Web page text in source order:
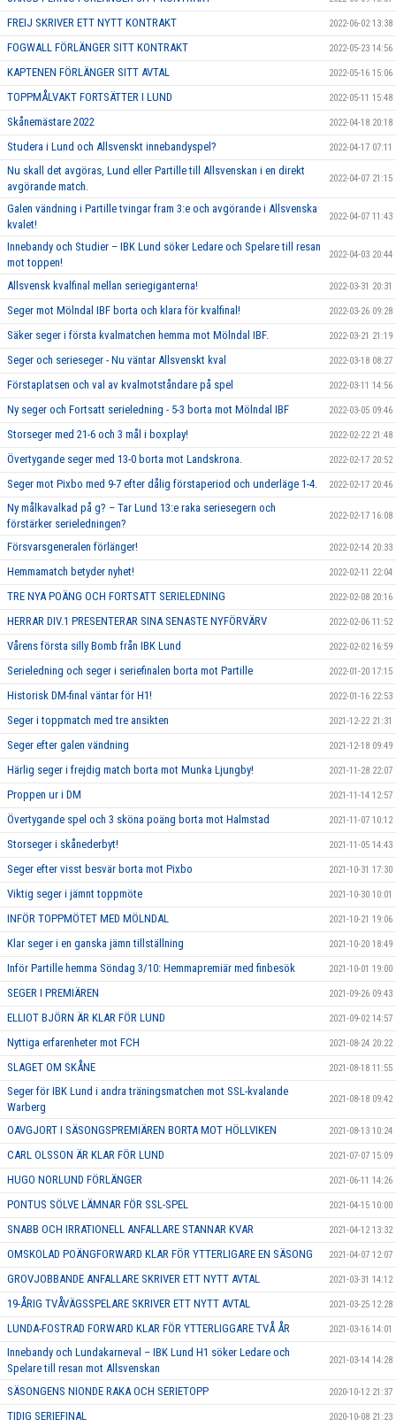
FREIJ SKRIVER ETT NYTT KONTRAKT 2022-06-02 13:38
FOGWALL FÖRLÄNGER SITT KONTRAKT 2022-05-23 14:56
KAPTENEN FÖRLÄNGER SITT AVTAL 2022-05-16 15:06
TOPPMÅLVAKT FORTSÄTTER I LUND 2022-05-11 15:48
Skånemästare 2022 2022-04-18 20:18
Studera i Lund och Allsvenskt innebandyspel? 2022-04-17 07:11
Nu skall det avgöras, Lund eller Partille till Allsvenskan i en direkt
avgörande match.
2022-04-07 21:15
Galen vändning i Partille tvingar fram 3:e och avgörande i Allsvenska
kvalet!
2022-04-07 11:43
Innebandy och Studier – IBK Lund söker Ledare och Spelare till resan
mot toppen!
2022-04-03 20:44
Allsvensk kvalfinal mellan seriegiganterna! 2022-03-31 20:31
Seger mot Mölndal IBF borta och klara för kvalfinal! 2022-03-26 09:28
Säker seger i första kvalmatchen hemma mot Mölndal IBF. 2022-03-21 21:19
Seger och serieseger - Nu väntar Allsvenskt kval 2022-03-18 08:27
Förstaplatsen och val av kvalmotståndare på spel 2022-03-11 14:56
Ny seger och Fortsatt serieledning - 5-3 borta mot Mölndal IBF 2022-03-05 09:46
Storseger med 21-6 och 3 mål i boxplay! 2022-02-22 21:48
Övertygande seger med 13-0 borta mot Landskrona. 2022-02-17 20:52
Seger mot Pixbo med 9-7 efter dålig förstaperiod och underläge 1-4. 2022-02-17 20:46
Ny målkavalkad på g? – Tar Lund 13:e raka seriesegern och
förstärker serieledningen?
2022-02-17 16:08
Försvarsgeneralen förlänger! 2022-02-14 20:33
Hemmamatch betyder nyhet! 2022-02-11 22:04
TRE NYA POÄNG OCH FORTSATT SERIELEDNING 2022-02-08 20:16
HERRAR DIV.1 PRESENTERAR SINA SENASTE NYFÖRVÄRV 2022-02-06 11:52
Vårens första silly Bomb från IBK Lund 2022-02-02 16:59
Serieledning och seger i seriefinalen borta mot Partille 2022-01-20 17:15
Historisk DM-final väntar för H1! 2022-01-16 22:53
Seger i toppmatch med tre ansikten 2021-12-22 21:31
Seger efter galen vändning 2021-12-18 09:49
Härlig seger i frejdig match borta mot Munka Ljungby! 2021-11-28 22:07
Proppen ur i DM 2021-11-14 12:57
Övertygande spel och 3 sköna poäng borta mot Halmstad 2021-11-07 10:12
Storseger i skånederbyt! 2021-11-05 14:43
Seger efter visst besvär borta mot Pixbo 2021-10-31 17:30
Viktig seger i jämnt toppmöte 2021-10-30 10:01
INFÖR TOPPMÖTET MED MÖLNDAL 2021-10-21 19:06
Klar seger i en ganska jämn tillställning 2021-10-20 18:49
Inför Partille hemma Söndag 3/10: Hemmapremiär med finbesök 2021-10-01 19:00
SEGER I PREMIÄREN 2021-09-26 09:43
ELLIOT BJÖRN ÄR KLAR FÖR LUND 2021-09-02 14:57
Nyttiga erfarenheter mot FCH 2021-08-24 20:22
SLAGET OM SKÅNE 2021-08-18 11:55
Seger för IBK Lund i andra träningsmatchen mot SSL-kvalande
Warberg
2021-08-18 09:42
OAVGJORT I SÄSONGSPREMIÄREN BORTA MOT HÖLLVIKEN 2021-08-13 10:24
CARL OLSSON ÄR KLAR FÖR LUND 2021-07-07 15:09
HUGO NORLUND FÖRLÄNGER 2021-06-11 14:26
PONTUS SÖLVE LÄMNAR FÖR SSL-SPEL 2021-04-15 10:00
SNABB OCH IRRATIONELL ANFALLARE STANNAR KVAR 2021-04-12 13:32
OMSKOLAD POÄNGFORWARD KLAR FÖR YTTERLIGARE EN SÄSONG 2021-04-07 12:07
GROVJOBBANDE ANFALLARE SKRIVER ETT NYTT AVTAL 2021-03-31 14:12
19-ÅRIG TVÅVÄGSSPELARE SKRIVER ETT NYTT AVTAL 2021-03-25 12:28
LUNDA-FOSTRAD FORWARD KLAR FÖR YTTERLIGGARE TVÅ ÅR 2021-03-16 14:01
Innebandy och Lundakarneval – IBK Lund H1 söker Ledare och
Spelare till resan mot Allsvenskan
2021-03-14 14:28
SÄSONGENS NIONDE RAKA OCH SERIETOPP 2020-10-12 21:37
TIDIG SERIEFINAL 2020-10-08 21:23